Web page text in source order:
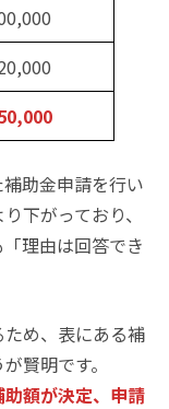
助金申請を行い
下がっており、
理由は回答でき
め、表にある補
賢明です。
額が決定、申請